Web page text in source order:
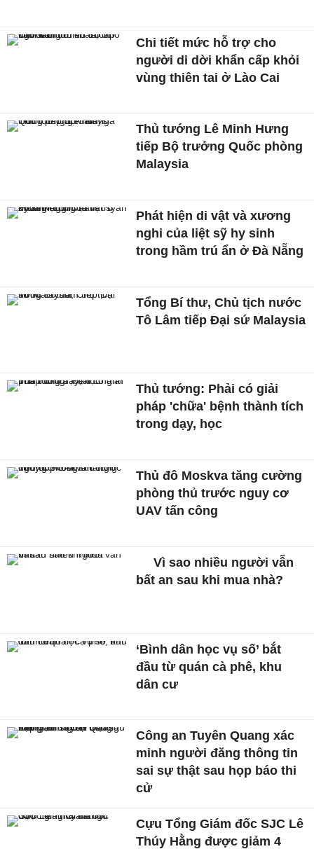
Chi tiết mức hỗ trợ cho
người di dời khẩn cấp khỏi
vùng thiên tai ở Lào Cai
Thủ tướng Lê Minh Hưng
tiếp Bộ trưởng Quốc phòng
Malaysia
Phát hiện di vật và xương
nghi của liệt sỹ hy sinh
trong hầm trú ẩn ở Đà Nẵng
Tổng Bí thư, Chủ tịch nước
Tô Lâm tiếp Đại sứ Malaysia
Thủ tướng: Phải có giải
pháp 'chữa' bệnh thành tích
trong dạy, học
Thủ đô Moskva tăng cường
phòng thủ trước nguy cơ
UAV tấn công
Vì sao nhiều người vẫn
bất an sau khi mua nhà?
‘Bình dân học vụ số’ bắt
đầu từ quán cà phê, khu
dân cư
Công an Tuyên Quang xác
minh người đăng thông tin
sai sự thật sau họp báo thi
cử
Cựu Tổng Giám đốc SJC Lê
Thúy Hằng được giảm 4